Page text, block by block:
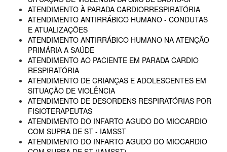
ATENDIMENTO À PARADA CARDIORRESPIRATÓRIA
ATENDIMENTO ANTIRRÁBICO HUMANO - CONDUTAS
E ATUALIZAÇÕES
ATENDIMENTO ANTIRRÁBICO HUMANO NA ATENÇÃO
PRIMÁRIA A SAÚDE
ATENDIMENTO AO PACIENTE EM PARADA CARDIO
RESPIRATÓRIA
ATENDIMENTO DE CRIANÇAS E ADOLESCENTES EM
SITUAÇÃO DE VIOLÊNCIA
ATENDIMENTO DE DESORDENS RESPIRATÓRIAS POR
FISIOTERAPEUTAS
ATENDIMENTO DO INFARTO AGUDO DO MIOCARDIO
COM SUPRA DE ST - IAMSST
ATENDIMENTO DO INFARTO AGUDO DO MIOCARDIO